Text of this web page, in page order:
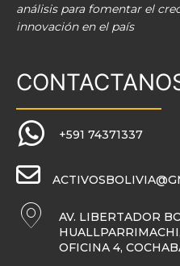
análisis para fomentar el
innovación en el país
+591 74371337
AV. LIBERTADOR
OFICINA 4,